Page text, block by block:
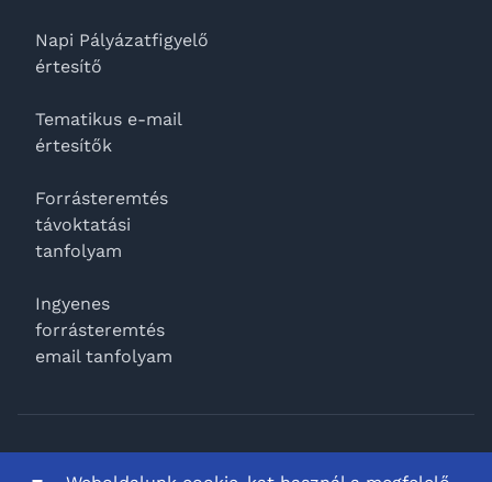
Napi Pályázatfigyelő
értesítő
Tematikus e-mail
értesítők
Forrásteremtés
távoktatási
tanfolyam
Ingyenes
forrásteremtés
email tanfolyam